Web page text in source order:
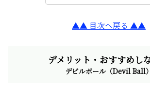
▲▲ 目次へ戻る ▲▲
デメリット・おすすめし
デビルボール（Devil Ball）